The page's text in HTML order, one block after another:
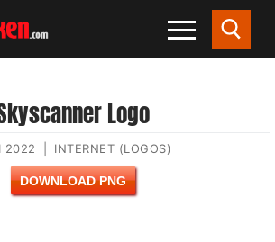
Logo
2022 INTERNET (LOGOS)
DOWNLOAD PNG